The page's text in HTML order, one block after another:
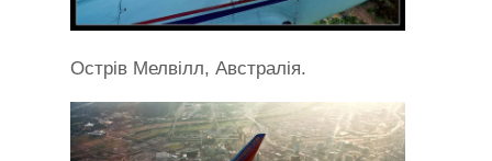
Острів Мелвілл, Австралія.